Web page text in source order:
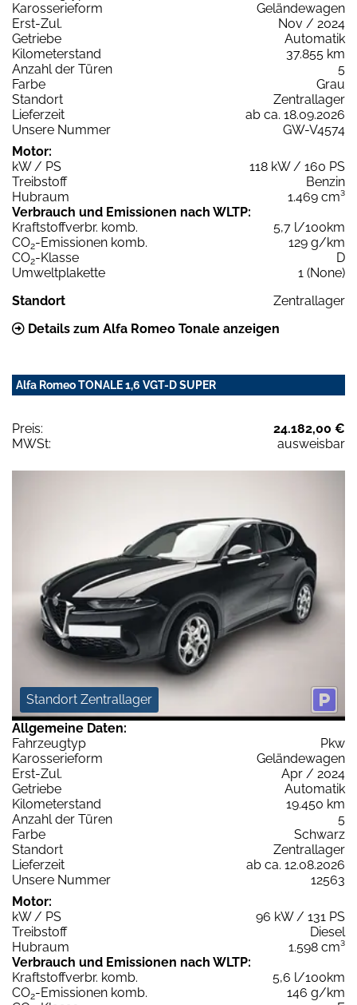
Karosserieform
Geländewagen
Erst-Zul.
Nov / 2024
Getriebe
Automatik
Kilometerstand
37.855 km
Anzahl der Türen
5
Farbe
Grau
Standort
Zentrallager
Lieferzeit
ab ca. 18.09.2026
Unsere Nummer
GW-V4574
Motor:
kW / PS
118 kW / 160 PS
Treibstoff
Benzin
Hubraum
1.469 cm³
Verbrauch und Emissionen nach WLTP:
Kraftstoffverbr. komb.
5,7 l/100km
CO2-Emissionen komb.
129 g/km
CO2-Klasse
D
Umweltplakette
1 (None)
Standort
Zentrallager
Details zum Alfa Romeo Tonale anzeigen
Alfa Romeo TONALE 1,6 VGT-D SUPER
Preis:
24.182,00 €
MWSt:
ausweisbar
Standort Zentrallager
Allgemeine Daten:
Fahrzeugtyp
Pkw
Karosserieform
Geländewagen
Erst-Zul.
Apr / 2024
Getriebe
Automatik
Kilometerstand
19.450 km
Anzahl der Türen
5
Farbe
Schwarz
Standort
Zentrallager
Lieferzeit
ab ca. 12.08.2026
Unsere Nummer
12563
Motor:
kW / PS
96 kW / 131 PS
Treibstoff
Diesel
Hubraum
1.598 cm³
Verbrauch und Emissionen nach WLTP:
Kraftstoffverbr. komb.
5,6 l/100km
CO2-Emissionen komb.
146 g/km